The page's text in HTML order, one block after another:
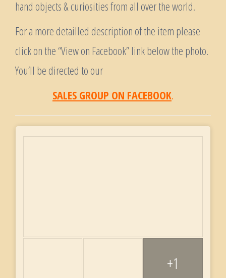
hand objects & curiosities from all over the world.
For a more detailled description of the item please
click on the “View on Facebook” link below the photo.
You’ll be directed to our
SALES GROUP ON FACEBOOK.
+1